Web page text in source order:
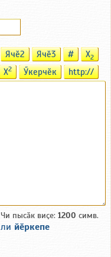
Ячӗ2 Ячӗ3 # X2
X2 Ӳкерчӗк http://
пысӑк виҫе: 1200 симв.
йӗркепе